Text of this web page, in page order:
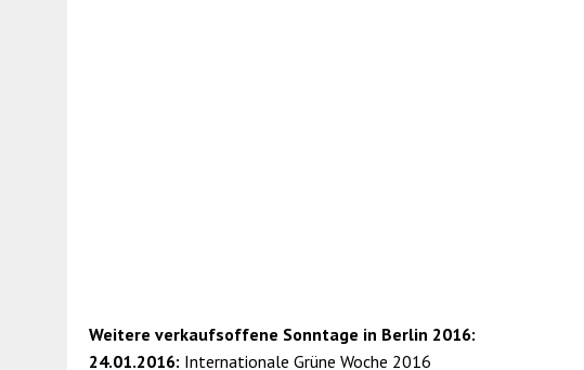
Weitere verkaufsoffene Sonntage in Berlin 2016:
24.01.2016: Internationale Grüne Woche 2016